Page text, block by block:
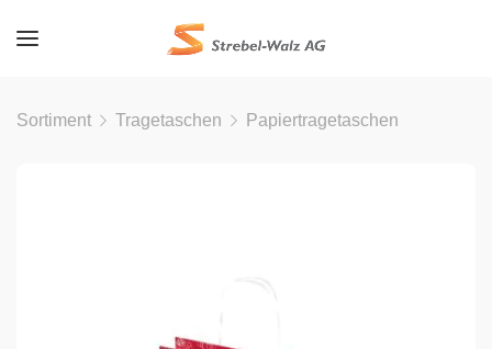
Sortiment Tragetaschen Papiertragetaschen